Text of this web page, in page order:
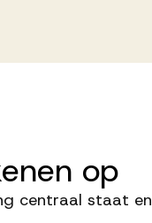
op
centraal staat en